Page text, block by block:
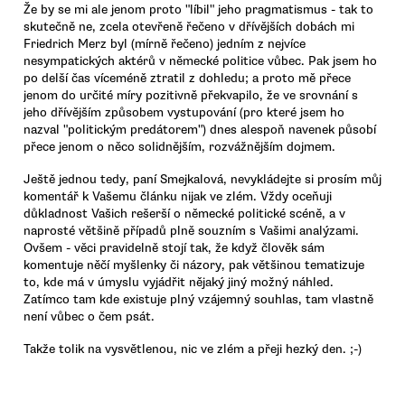
Že by se mi ale jenom proto "líbil" jeho pragmatismus - tak to
skutečně ne, zcela otevřeně řečeno v dřívějších dobách mi
Friedrich Merz byl (mírně řečeno) jedním z nejvíce
nesympatických aktérů v německé politice vůbec. Pak jsem ho
po delší čas víceméně ztratil z dohledu; a proto mě přece
jenom do určité míry pozitivně překvapilo, že ve srovnání s
jeho dřívějším způsobem vystupování (pro které jsem ho
nazval "politickým predátorem") dnes alespoň navenek působí
přece jenom o něco solidnějším, rozvážnějším dojmem.
Ještě jednou tedy, paní Smejkalová, nevykládejte si prosím můj
komentář k Vašemu článku nijak ve zlém. Vždy oceňuji
důkladnost Vašich rešerší o německé politické scéně, a v
naprosté většině případů plně souzním s Vašimi analýzami.
Ovšem - věci pravidelně stojí tak, že když člověk sám
komentuje něčí myšlenky či názory, pak většinou tematizuje
to, kde má v úmyslu vyjádřit nějaký jiný možný náhled.
Zatímco tam kde existuje plný vzájemný souhlas, tam vlastně
není vůbec o čem psát.
Takže tolik na vysvětlenou, nic ve zlém a přeji hezký den. ;-)